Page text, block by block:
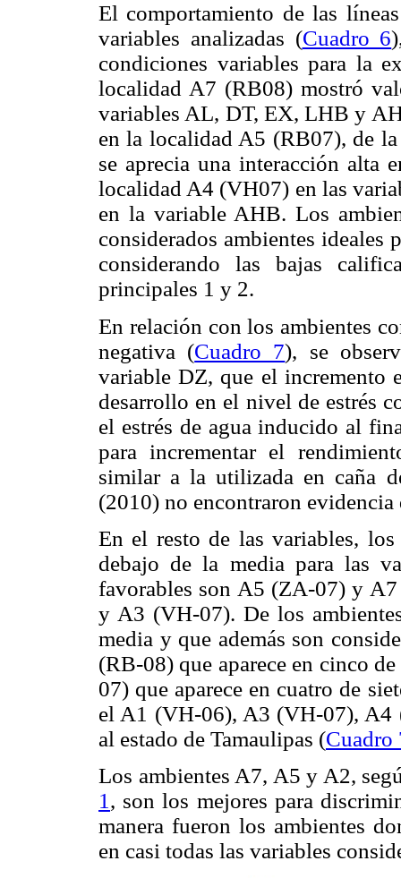
El comportamiento de las
variables analizadas (Cuadro 6
condiciones variables para la
localidad A7 (RB08) mostró
variables AL, DT, EX, LHB y
en la localidad A5 (RB07), de
se aprecia una interacción alta
localidad A4 (VH07) en las
en la variable AHB. Los
considerados ambientes ideales
considerando las bajas
principales 1 y 2.
En relación con los ambientes
negativa (Cuadro 7), se
variable DZ, que el incremento
desarrollo en el nivel de estrés
el estrés de agua inducido al
para incrementar el
similar a la utilizada en caña
(2010) no encontraron
En el resto de las variables,
debajo de la media para las
favorables son A5 (ZA-07) y
y A3 (VH-07). De los
media y que además son
(RB-08) que aparece en cinco
07) que aparece en cuatro de
el A1 (VH-06), A3 (VH-07), A4
al estado de Tamaulipas (Cuadro
Los ambientes A7, A5 y A2,
1 , son los mejores para
manera fueron los ambientes
en casi todas las variables